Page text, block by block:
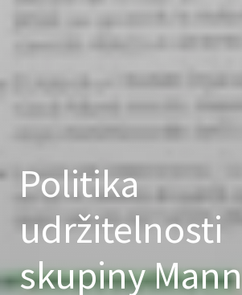
Politika
udržitelnosti
skupiny